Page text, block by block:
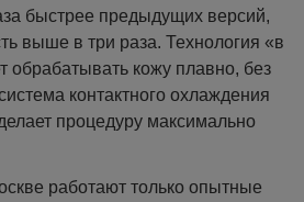
быстрее предыдущих версий,
выше в три раза. Технология «в
обрабатывать кожу плавно, без
контактного охлаждения
процедуру максимально
работают только опытные